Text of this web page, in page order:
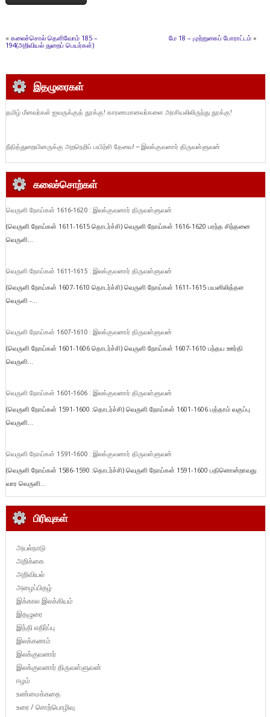
« கலைச்சொல் தெளிவோம் 185 –
194(அறிவியல் துறைப் பெயர்கள்)
மே 18 – முற்றுகைப் போராட்டம் »
இதழுரைகள்
தமிழ் மீனவர்கள் ஐவருக்குத் தூக்கு! காரணமானவர்களை அரசியலிலிருந்து தூக்கு!
நீதித்துறையினருக்கு அறநெறிப் பயிற்சி தேவை! – இலக்குவனார் திருவள்ளுவன்
கலைச்சொற்கள்
வெருளி நோய்கள் 1616-1620 : இலக்குவனார் திருவள்ளுவன்
(வெருளி நோய்கள் 1611-1615 தொடர்ச்சி) வெருளி நோய்கள் 1616-1620 பரந்த சிந்தனை
வெருளி...
வெருளி நோய்கள் 1611-1615 : இலக்குவனார் திருவள்ளுவன்
(வெருளி நோய்கள் 1607-1610 தொடர்ச்சி) வெருளி நோய்கள் 1611-1615 பயனிலித்தள
வெருளி -...
வெருளி நோய்கள் 1607-1610 : இலக்குவனார் திருவள்ளுவன்
(வெருளி நோய்கள் 1601-1606 தொடர்ச்சி) வெருளி நோய்கள் 1607-1610 பந்தய ஊர்தி
வெருளி...
வெருளி நோய்கள் 1601-1606 : இலக்குவனார் திருவள்ளுவன்
(வெருளி நோய்கள் 1591-1600 :தொடர்ச்சி) வெருளி நோய்கள் 1601-1606 பத்தாம் வகுப்பு
வெருளி...
வெருளி நோய்கள் 1591-1600 : இலக்குவனார் திருவள்ளுவன்
(வெருளி நோய்கள் 1586-1590 :தொடர்ச்சி) வெருளி நோய்கள் 1591-1600 பதினொன்றாவது
வார வெருளி...
பிரிவுகள்
அயல்நாடு
அறிக்கை
அறிவியல்
அழைப்பிதழ்
இக்கால இலக்கியம்
இதழுரை
இந்தி எதிர்ப்பு
இலக்கணம்
இலக்குவனார்
இலக்குவனார் திருவள்ளுவன்
ஈழம்
உண்மைக்கதை
உரை / சொற்பொழிவு